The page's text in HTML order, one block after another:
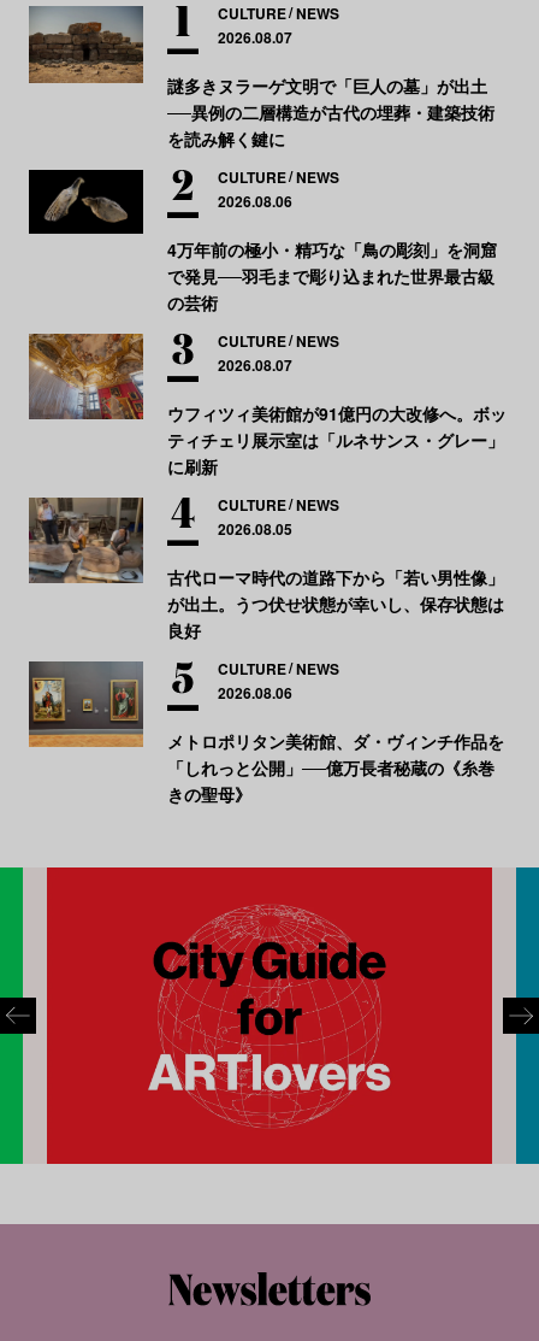
CULTURE NEWS
2026.08.07
謎多きヌラーゲ文明で「巨人の墓」が出土
──異例の二層構造が古代の埋葬・建築技術
を読み解く鍵に
CULTURE NEWS
2026.08.06
4万年前の極小・精巧な「鳥の彫刻」を洞窟
で発見──羽毛まで彫り込まれた世界最古級
の芸術
CULTURE NEWS
2026.08.07
ウフィツィ美術館が91億円の大改修へ。ボッ
ティチェリ展示室は「ルネサンス・グレー」
に刷新
CULTURE NEWS
2026.08.05
古代ローマ時代の道路下から「若い男性像」
が出土。うつ伏せ状態が幸いし、保存状態は
良好
CULTURE NEWS
2026.08.06
メトロポリタン美術館、ダ・ヴィンチ作品を
「しれっと公開」──億万長者秘蔵の《糸巻
きの聖母》